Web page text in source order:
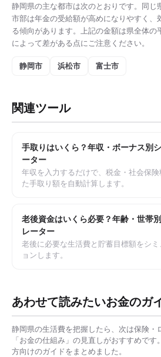
静岡県の主な都市は次のとおりです。同じ
市部は年金の受給額が高めになりやすく、
る傾向があります。上記の金額は県全体の
によって差がある点にご注意ください。
静岡市 浜松市 富士市
関連ツール
手取りはいくら？年収・ボーナス別
ーター
年収を入力するだけで、税金・社会保
た手取り額を自動計算します。
老後資金はいくら必要？年齢・世帯
レーター
老後に必要な生活費と貯蓄目標額をシ
ョンします。
あわせて読みたいお金のガ
静岡県の生活費を把握したら、次は保険・
「お金の仕組み」の見直しがおすすめで
方向けのガイドをまとめました。